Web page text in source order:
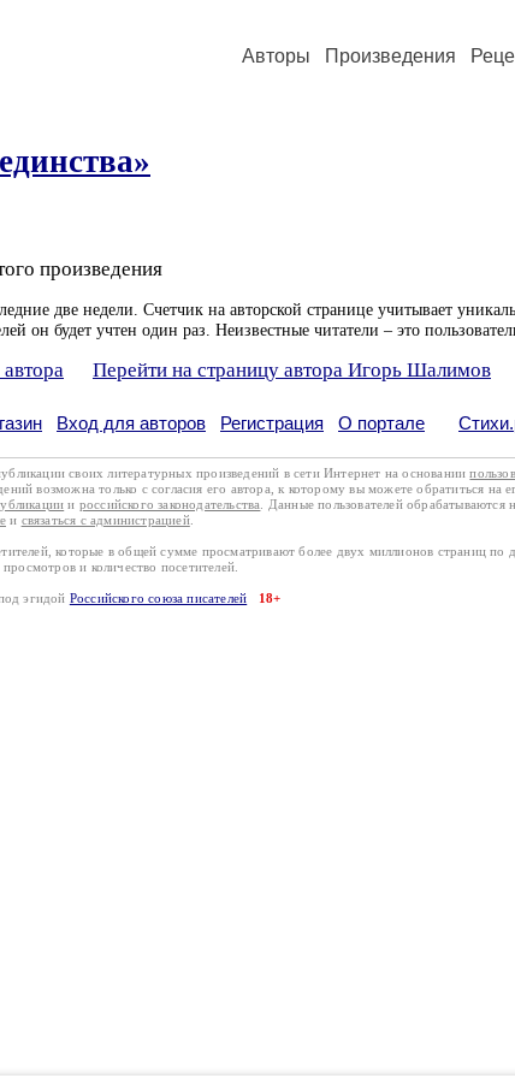
Авторы Произведения
произведения
две недели. Счетчик на авторской странице учитывает
он будет учтен один раз. Неизвестные читатели – это
Перейти на страницу автора Игорь Шалимов
Вход для авторов Регистрация О портале
своих литературных произведений в сети Интернет на основании
возможна только с согласия его автора, к которому вы можете обратиться на
и российского законодательства . Данные пользователей обрабатываются
и связаться с администрацией.
которые в общей сумме просматривают более двух миллионов страниц
и количество посетителей.
эгидой Российского союза писателей 18+